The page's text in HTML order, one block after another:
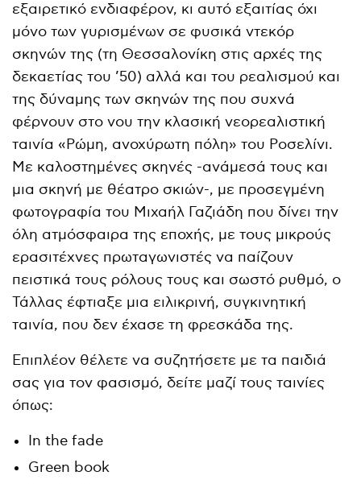
εξαιρετικό ενδιαφέρον, κι αυτό εξαιτίας όχι
μόνο των γυρισμένων σε φυσικά ντεκόρ
σκηνών της (τη Θεσσαλονίκη στις αρχές της
δεκαετίας του ’50) αλλά και του ρεαλισμού και
της δύναμης των σκηνών της που συχνά
φέρνουν στο νου την κλασική νεορεαλιστική
ταινία «Ρώμη, ανοχύρωτη πόλη» του Ροσελίνι.
Με καλοστημένες σκηνές -ανάμεσά τους και
μια σκηνή με θέατρο σκιών-, με προσεγμένη
φωτογραφία του Μιχαήλ Γαζιάδη που δίνει την
όλη ατμόσφαιρα της εποχής, με τους μικρούς
ερασιτέχνες πρωταγωνιστές να παίζουν
πειστικά τους ρόλους τους και σωστό ρυθμό, ο
Τάλλας έφτιαξε μια ειλικρινή, συγκινητική
ταινία, που δεν έχασε τη φρεσκάδα της.
Επιπλέον θέλετε να συζητήσετε με τα παιδιά
σας για τον φασισμό, δείτε μαζί τους ταινίες
όπως:
In the fade
Green book